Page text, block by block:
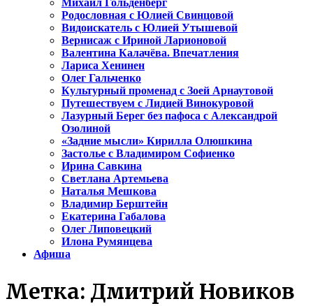
Михаил Гольденберг
Родословная с Юлией Свинцовой
Видоискатель с Юлией Утышевой
Вернисаж с Ириной Ларионовой
Валентина Калачёва. Впечатления
Лариса Хенинен
Олег Гальченко
Культурный променад с Зоей Арнаутовой
Путешествуем с Лидией Винокуровой
Лазурный Берег без пафоса с Александрой
Озолиной
«Задние мысли» Кирилла Олюшкина
Застолье с Владимиром Софиенко
Ирина Савкина
Светлана Артемьева
Наталья Мешкова
Владимир Берштейн
Екатерина Габалова
Олег Липовецкий
Илона Румянцева
Афиша
Метка: Дмитрий Новиков